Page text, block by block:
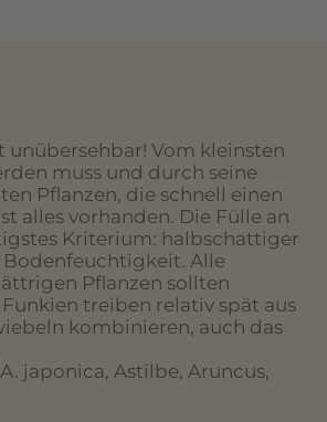
unübersehbar! Vom kleinsten
muss und durch seine
Pflanzen, die schnell einen
alles vorhanden. Die Fülle an
Kriterium: halbschattiger
Alle
Pflanzen sollten
treiben relativ spät aus
kombinieren, auch das
japonica, Astilbe, Aruncus,